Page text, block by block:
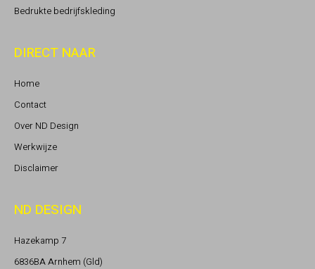
Bedrukte bedrijfskleding
DIRECT NAAR
Home
Contact
Over ND Design
Werkwijze
Disclaimer
ND DESIGN
Hazekamp 7
6836BA Arnhem (Gld)